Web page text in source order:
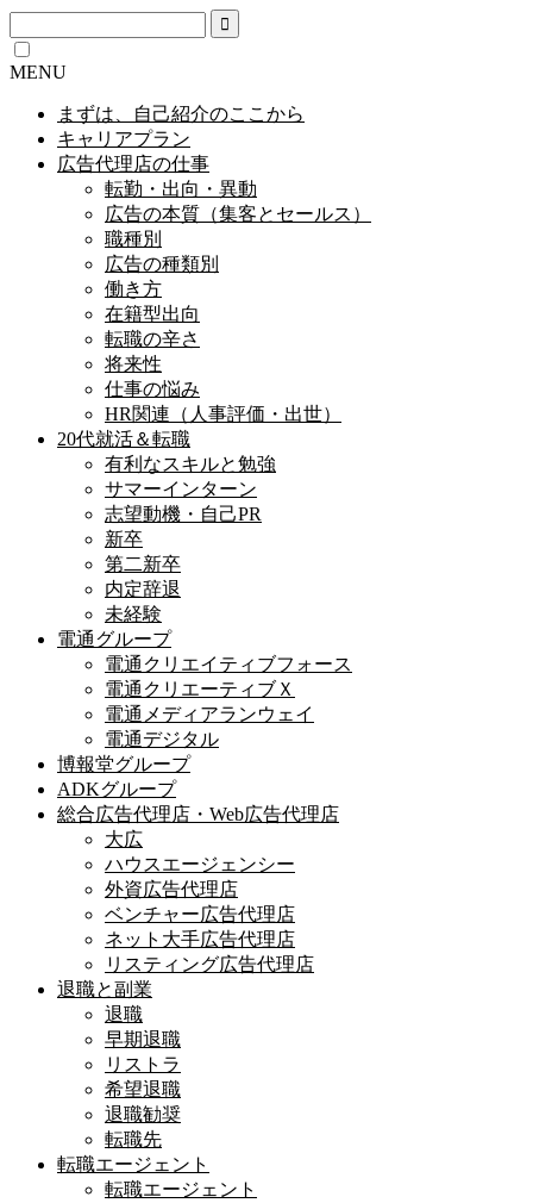
MENU
まずは、自己紹介のここから
キャリアプラン
広告代理店の仕事
転勤・出向・異動
広告の本質（集客とセールス）
職種別
広告の種類別
働き方
在籍型出向
転職の辛さ
将来性
仕事の悩み
HR関連（人事評価・出世）
20代就活＆転職
有利なスキルと勉強
サマーインターン
志望動機・自己PR
新卒
第二新卒
内定辞退
未経験
電通グループ
電通クリエイティブフォース
電通クリエーティブＸ
電通メディアランウェイ
電通デジタル
博報堂グループ
ADKグループ
総合広告代理店・Web広告代理店
大広
ハウスエージェンシー
外資広告代理店
ベンチャー広告代理店
ネット大手広告代理店
リスティング広告代理店
退職と副業
退職
早期退職
リストラ
希望退職
退職勧奨
転職先
転職エージェント
転職エージェント